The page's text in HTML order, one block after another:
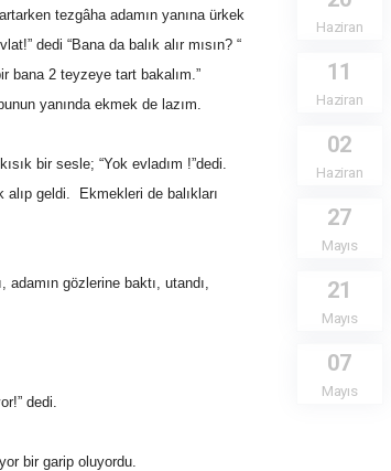
tezgâha adamın yanına ürkek
dedi “Bana da balık alır mısın? “
bana 2 teyzeye tart bakalım.”
yanında ekmek de lazım.
bir sesle; “Yok evladım !”dedi.
alıp geldi. Ekmekleri de balıkları
gözlerine baktı, utandı,
dedi.
bir garip oluyordu.
Haziran
11
Haziran
02
Haziran
27
Mayıs
21
Mayıs
07
Mayıs